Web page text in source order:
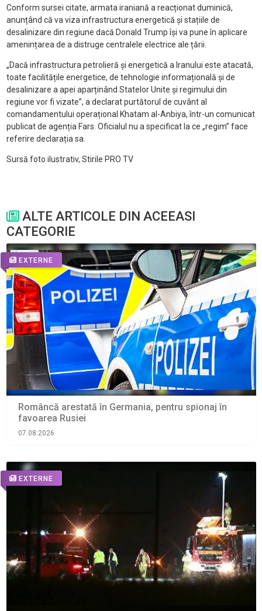
Conform sursei citate, armata iraniană a reacționat duminică,
anunțând că va viza infrastructura energetică și stațiile de
desalinizare din regiune dacă Donald Trump își va pune în aplicare
amenințarea de a distruge centralele electrice ale țării.
„Dacă infrastructura petrolieră și energetică a Iranului este atacată,
toate facilitățile energetice, de tehnologie informațională și de
desalinizare a apei aparținând Statelor Unite și regimului din
regiune vor fi vizate”, a declarat purtătorul de cuvânt al
comandamentului operațional Khatam al-Anbiya, într-un comunicat
publicat de agenția Fars. Oficialul nu a specificat la ce „regim” face
referire declarația sa.
Sursă foto ilustrativ, Stirile PRO TV
ALTE ARTICOLE DIN ACEEASI
CATEGORIE
EXTERNE
Româncă arestată în Germania, pentru spionaj în
favoarea Rusiei
07.08.2026
EXTERNE